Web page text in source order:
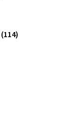
(114)